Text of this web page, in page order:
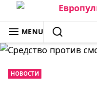
Skip
to
content
ЕВРОПУЛЬС: ВСЁ О
MENU
SEARCH
НОВОСТИ